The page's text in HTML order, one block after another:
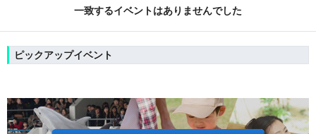
一致するイベントはありませんでした
ピックアップイベント